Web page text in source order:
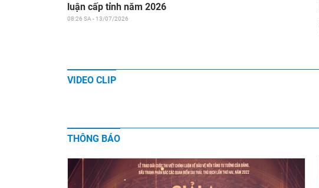
luận cấp tỉnh năm 2026
08:26 SA - 13/07/2026
VIDEO CLIP
THÔNG BÁO